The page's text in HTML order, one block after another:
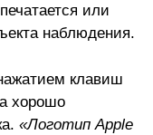
или
наблюдения.
клавиш
хорошо
«Логотип Apple